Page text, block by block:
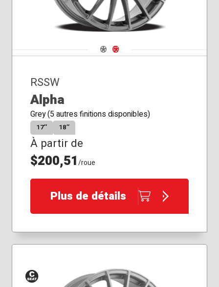
Navigate 1
Navigate 2
RSSW
Alpha
Grey (5 autres finitions disponibles)
17″ 18″
À partir de
$200,51/roue
Plus de détails